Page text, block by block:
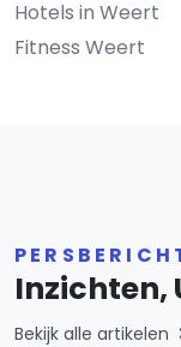
Hotels in Weert
Fitness Weert
Inzichten,
Bekijk alle artikelen